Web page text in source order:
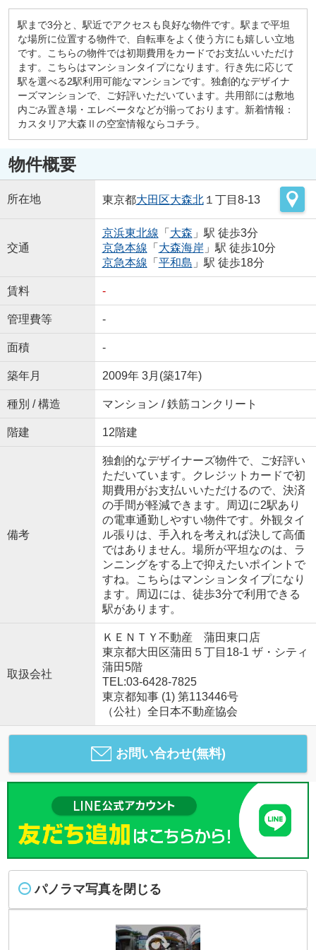
駅まで3分と、駅近でアクセスも良好な物件です。駅まで平坦
な場所に位置する物件で、自転車をよく使う方にも嬉しい立地
です。こちらの物件では初期費用をカードでお支払いいただけ
ます。こちらはマンションタイプになります。行き先に応じて
駅を選べる2駅利用可能なマンションです。独創的なデザイナ
ーズマンションで、ご好評いただいています。共用部には敷地
内ごみ置き場・エレベータなどが揃っております。新着情報：
カスタリア大森Ⅱの空室情報ならコチラ。
物件概要
所在地 東京都大田区大森北１丁目8-13
交通
京浜東北線 「 大森 」駅 徒歩3分
京急本線 「 大森海岸 」駅 徒歩10分
京急本線 「 平和島 」駅 徒歩18分
賃料 -
管理費等 -
面積 -
築年月 2009年 3月(築17年)
種別 / 構造 マンション / 鉄筋コンクリート
階建 12階建
備考
独創的なデザイナーズ物件で、ご好評い
ただいています。クレジットカードで初
期費用がお支払いいただけるので、決済
の手間が軽減できます。周辺に2駅あり
の電車通勤しやすい物件です。外観タイ
ル張りは、手入れを考えれば決して高価
ではありません。場所が平坦なのは、ラ
ンニングをする上で抑えたいポイントで
すね。こちらはマンションタイプになり
ます。周辺には、徒歩3分で利用できる
駅があります。
取扱会社
ＫＥＮＴＹ不動産 蒲田東口店
東京都大田区蒲田５丁目18-1 ザ・シティ
蒲田5階
TEL:03-6428-7825
東京都知事 (1) 第113446号
（公社）全日本不動産協会
お問い合わせ(無料)
パノラマ写真を閉じる